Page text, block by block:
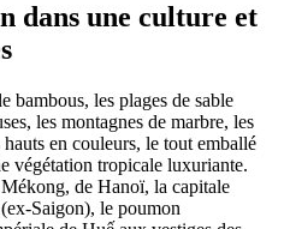
dans une culture et
bambous, les plages de sable
les montagnes de marbre, les
en couleurs, le tout emballé
végétation tropicale luxuriante.
de Hanoï, la capitale
Saigon), le poumon